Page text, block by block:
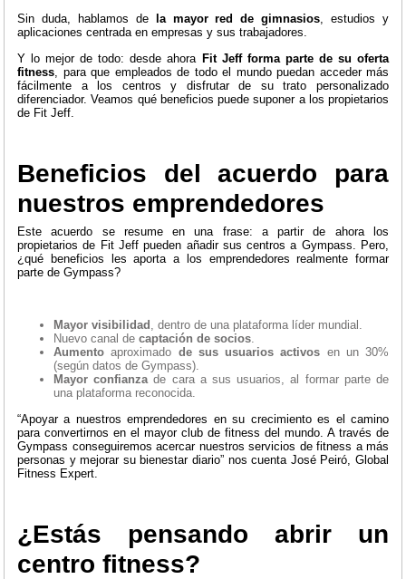
Sin duda, hablamos de
la mayor red de gimnasios , estudios y
aplicaciones centrada en empresas y sus trabajadores.
Y lo mejor de todo: desde ahora Fit Jeff forma parte de su oferta
fitness , para que empleados de todo el mundo puedan acceder más
fácilmente a los centros y disfrutar de su trato personalizado
diferenciador. Veamos qué beneficios puede suponer a los propietarios
de Fit Jeff.
Beneficios del acuerdo para
nuestros emprendedores
Este acuerdo se resume en una frase: a partir de ahora los
propietarios de Fit Jeff pueden añadir sus centros a Gympass. Pero,
¿qué beneficios les aporta a los emprendedores realmente formar
parte de Gympass?
Mayor visibilidad
, dentro de una plataforma líder mundial.
Nuevo canal de captación de socios
Aumento aproximado de sus usuarios activos en un 30%
(según datos de Gympass).
Mayor confianza de cara a sus usuarios, al formar parte de
una plataforma reconocida.
“Apoyar a nuestros emprendedores en su crecimiento es el camino
para convertirnos en el mayor club de fitness del mundo. A través de
Gympass conseguiremos acercar nuestros servicios de fitness a más
personas y mejorar su bienestar diario” nos cuenta José Peiró, Global
Fitness Expert.
¿Estás pensando abrir un
centro fitness?